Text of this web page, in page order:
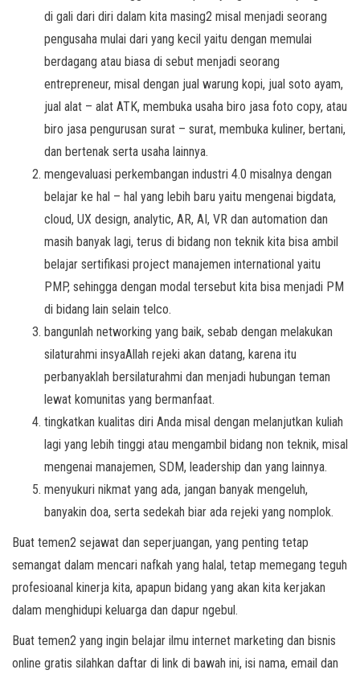
di gali dari diri dalam kita masing2 misal menjadi seorang
pengusaha mulai dari yang kecil yaitu dengan memulai
berdagang atau biasa di sebut menjadi seorang
entrepreneur, misal dengan jual warung kopi, jual soto ayam,
jual alat – alat ATK, membuka usaha biro jasa foto copy, atau
biro jasa pengurusan surat – surat, membuka kuliner, bertani,
dan bertenak serta usaha lainnya.
mengevaluasi perkembangan industri 4.0 misalnya dengan
belajar ke hal – hal yang lebih baru yaitu mengenai bigdata,
cloud, UX design, analytic, AR, AI, VR dan automation dan
masih banyak lagi, terus di bidang non teknik kita bisa ambil
belajar sertifikasi project manajemen international yaitu
PMP, sehingga dengan modal tersebut kita bisa menjadi PM
di bidang lain selain telco.
bangunlah networking yang baik, sebab dengan melakukan
silaturahmi insyaAllah rejeki akan datang, karena itu
perbanyaklah bersilaturahmi dan menjadi hubungan teman
lewat komunitas yang bermanfaat.
tingkatkan kualitas diri Anda misal dengan melanjutkan kuliah
lagi yang lebih tinggi atau mengambil bidang non teknik, misal
mengenai manajemen, SDM, leadership dan yang lainnya.
menyukuri nikmat yang ada, jangan banyak mengeluh,
banyakin doa, serta sedekah biar ada rejeki yang nomplok.
Buat temen2 sejawat dan seperjuangan, yang penting tetap
semangat dalam mencari nafkah yang halal, tetap memegang teguh
profesioanal kinerja kita, apapun bidang yang akan kita kerjakan
dalam menghidupi keluarga dan dapur ngebul.
Buat temen2 yang ingin belajar ilmu internet marketing dan bisnis
online gratis silahkan daftar di link di bawah ini, isi nama, email dan